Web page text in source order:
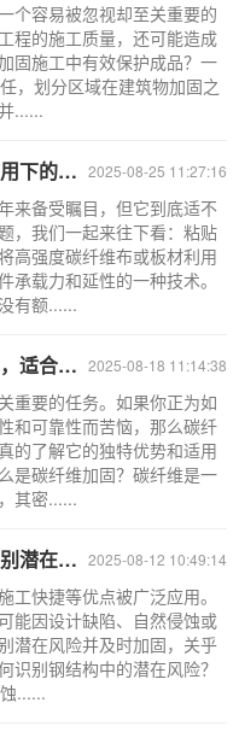
个容易被忽视却至关重要的
程的施工质量，还可能造成
固施工中有效保护成品？一
，划分区域在建筑物加固之
......
2025-08-25 11:27:16
构件！
来备受瞩目，但它到底适不
，我们一起来往下看：粘贴
高强度碳纤维布或板材利用
载力和延性的一种技术。
有额......
2025-08-18 11:14:38
结构！
重要的任务。如果你正为如
和可靠性而苦恼，那么碳纤
的了解它的独特优势和适用
是碳纤维加固？碳纤维是一
其密......
2025-08-12 10:49:14
应对？
快捷等优点被广泛应用。
能因设计缺陷、自然侵蚀或
潜在风险并及时加固，关乎
识别钢结构中的潜在风险？
......